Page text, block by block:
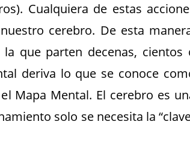
Cualquiera de estas
cerebro. De esta
que parten decenas, cientos
deriva lo que se conoce
Mapa Mental. El cerebro es
solo se necesita la